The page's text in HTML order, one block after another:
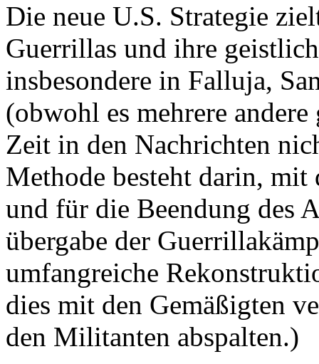
Die neue U.S. Strategie
Guerrillas und ihre
insbesondere in Falluja,
(obwohl es mehrere
Zeit in den Nachrichten
Methode besteht darin,
und für die Beendung des
übergabe der
umfangreiche
dies mit den Gemäßigten
den Militanten abspalten.)